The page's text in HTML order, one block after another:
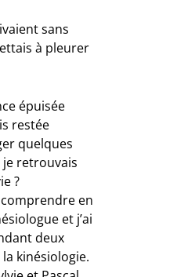
sans
à pleurer
épuisée
restée
quelques
retrouvais
?
en
et j’ai
deux
kinésiologie.